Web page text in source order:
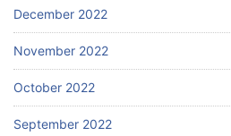
December 2022
November 2022
October 2022
September 2022